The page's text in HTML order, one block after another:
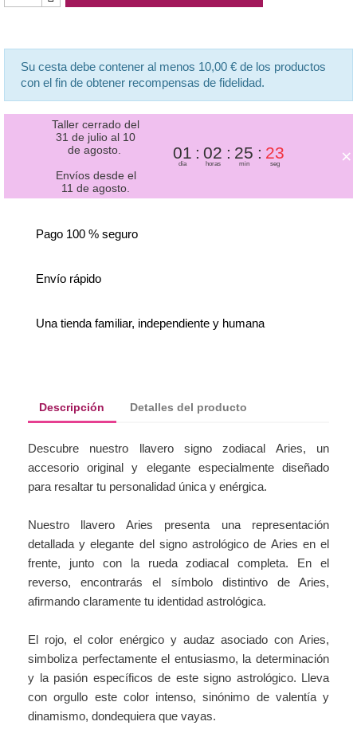
Su cesta debe contener al menos 10,00 € de los productos
con el fin de obtener recompensas de fidelidad.
Taller cerrado del
31 de julio al 10
de agosto.
Envíos desde el
11 de agosto.
01
día
02
horas
25
min
22
seg ×
Pago 100 % seguro
Envío rápido
Una tienda familiar, independiente y humana
Descripción Detalles del producto
Descubre nuestro llavero signo zodiacal Aries, un
accesorio original y elegante especialmente diseñado
para resaltar tu personalidad única y enérgica.
Nuestro llavero Aries presenta una representación
detallada y elegante del signo astrológico de Aries en el
frente, junto con la rueda zodiacal completa. En el
reverso, encontrarás el símbolo distintivo de Aries,
afirmando claramente tu identidad astrológica.
El rojo, el color enérgico y audaz asociado con Aries,
simboliza perfectamente el entusiasmo, la determinación
y la pasión específicos de este signo astrológico. Lleva
con orgullo este color intenso, sinónimo de valentía y
dinamismo, dondequiera que vayas.